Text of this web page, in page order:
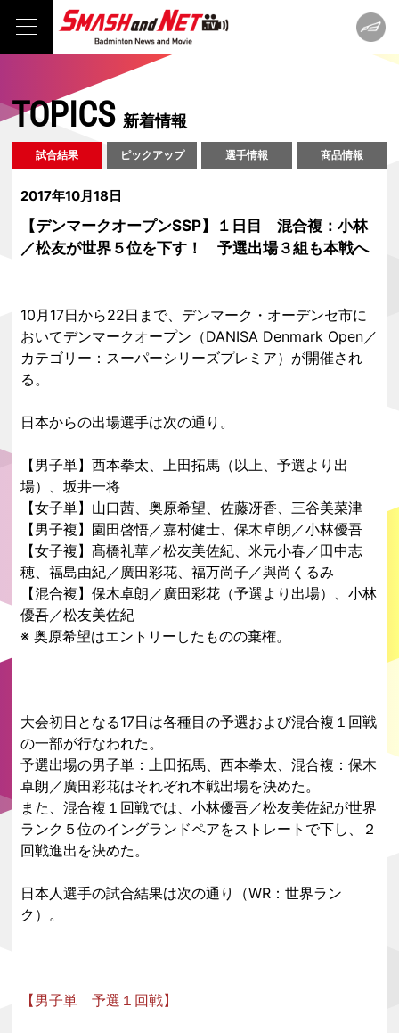
TOPICS新着情報
試合結果 ピックアップ 選手情報 商品情報
2017年10月18日
【デンマークオープンSSP】１日目 混合複：小林
／松友が世界５位を下す！ 予選出場３組も本戦へ
10月17日から22日まで、デンマーク・オーデンセ市に
おいてデンマークオープン（DANISA Denmark Open／
カテゴリー：スーパーシリーズプレミア）が開催され
る。
日本からの出場選手は次の通り。
【男子単】西本拳太、上田拓馬（以上、予選より出
場）、坂井一将
【女子単】山口茜、奥原希望、佐藤冴香、三谷美菜津
【男子複】園田啓悟／嘉村健士、保木卓朗／小林優吾
【女子複】髙橋礼華／松友美佐紀、米元小春／田中志
穂、福島由紀／廣田彩花、福万尚子／與尚くるみ
【混合複】保木卓朗／廣田彩花（予選より出場）、小林
優吾／松友美佐紀
※ 奥原希望はエントリーしたものの棄権。
大会初日となる17日は各種目の予選および混合複１回戦
の一部が行なわれた。
予選出場の男子単：上田拓馬、西本拳太、混合複：保木
卓朗／廣田彩花はそれぞれ本戦出場を決めた。
また、混合複１回戦では、小林優吾／松友美佐紀が世界
ランク５位のイングランドペアをストレートで下し、２
回戦進出を決めた。
日本人選手の試合結果は次の通り（WR：世界ラン
ク）。
【男子単 予選１回戦】